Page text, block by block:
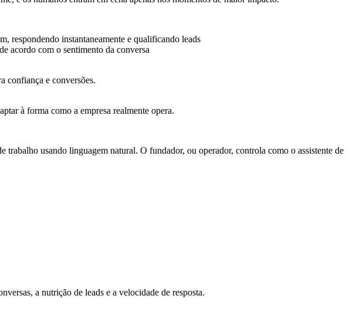
respondendo instantaneamente e qualificando leads
acordo com o sentimento da conversa
confiança e conversões.
à forma como a empresa realmente opera.
trabalho usando linguagem natural. O fundador, ou operador, controla como o assistente de
a nutrição de leads e a velocidade de resposta.